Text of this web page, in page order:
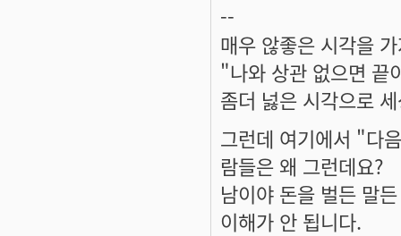
--
매우 않좋은 시각을
"나와 상관 없으면 끝
좀더 넗은 시각으로
그런데 여기에서 "다
람들은 왜 그런데요?
남이야 돈을 벌든 말
이해가 안 됩니다.